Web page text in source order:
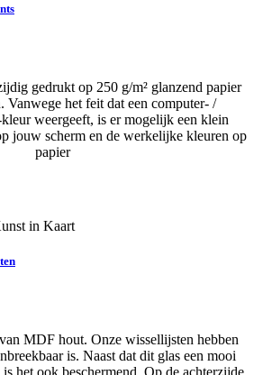
gedrukt op 250 g/m² glanzend papier
het feit dat een computer- /
weergeeft, is er mogelijk een klein
jouw scherm en de werkelijke kleuren op
papier
MDF hout. Onze wissellijsten hebben
is. Naast dat dit glas een mooi
het ook beschermend. Op de achterzijde